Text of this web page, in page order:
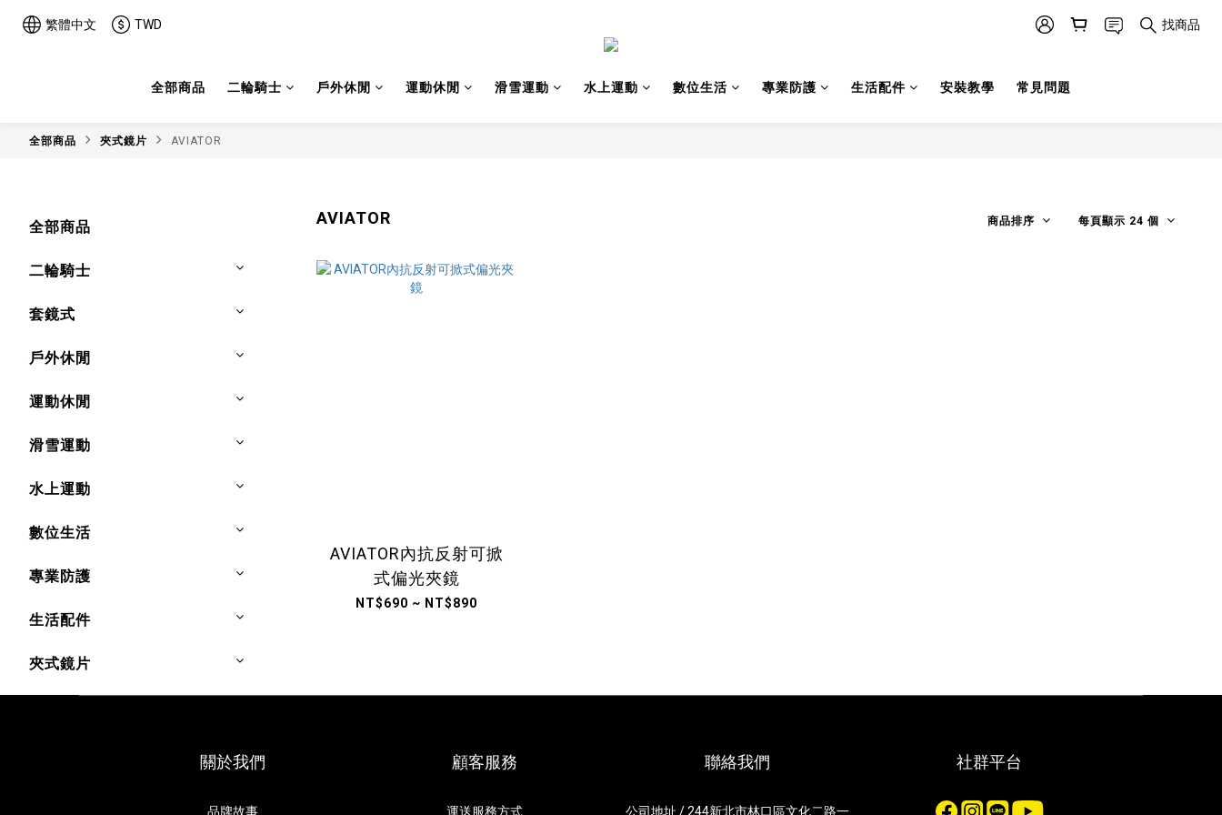
繁體中文 TWD 找商品
全部商品 二輪騎士 戶外休閒 運動休閒 滑雪運動 水上運動 數位生活 專業防護 生活配件 安裝教學 常見問題
全部商品 夾式鏡片 AVIATOR
全部商品
二輪騎士
套鏡式
戶外休閒
運動休閒
滑雪運動
水上運動
數位生活
專業防護
生活配件
夾式鏡片
AVIATOR 商品排序 每頁顯示 24 個
AVIATOR內抗反射可掀
式偏光夾鏡
NT$690 ~ NT$890
關於我們
品牌故事
顧客服務
運送服務方式
聯絡我們
公司地址 / 244新北市林口區文化二路一
社群平台